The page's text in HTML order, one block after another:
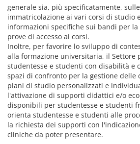
generale sia, più specificatamente,
immatricolazione ai vari corsi di studio
informazioni specifiche sui bandi per
prove di accesso ai corsi.
Inoltre, per favorire lo sviluppo di
alla formazione universitaria, il Settore
studentesse e studenti con disabilità e
spazi di confronto per la gestione delle
piani di studio personalizzati e
l'attivazione di supporti didattici e/o
disponibili per studentesse e studenti
orienta studentesse e studenti alle
la richiesta dei supporti con
cliniche da poter presentare.